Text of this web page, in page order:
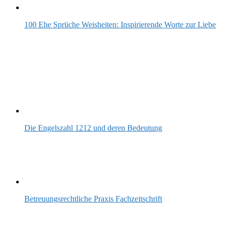
100 Ehe Sprüche Weisheiten: Inspirierende Worte zur Liebe
Die Engelszahl 1212 und deren Bedeutung
Betreuungsrechtliche Praxis Fachzeitschrift